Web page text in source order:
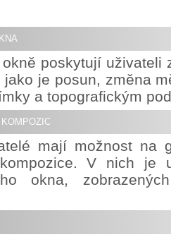
poskytují uživateli
jako je posun, změna
a topografickým
mají možnost na
V nich je
okna,